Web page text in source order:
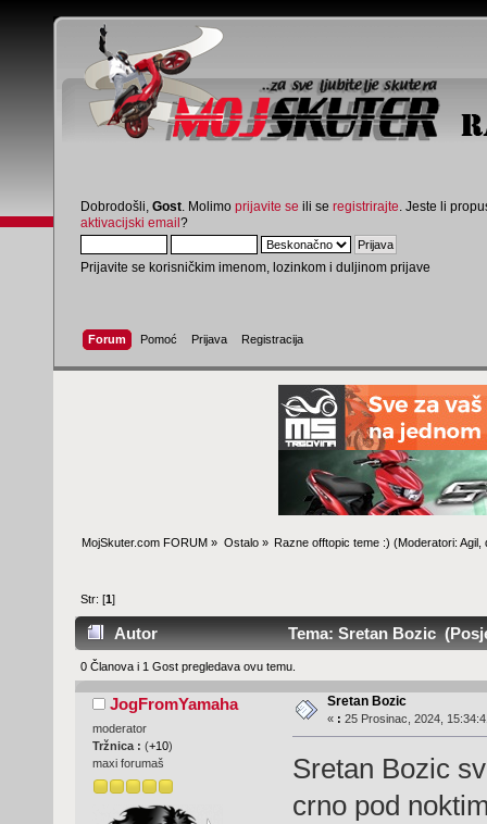
Dobrodošli, Gost . Molimo prijavite se ili se registrirajte . Jeste li
aktivacijski email?
Prijavite se korisničkim imenom, lozinkom i duljinom prijave
Forum Pomoć Prijava Registracija
MojSkuter.com FORUM » Ostalo» Razne offtopic teme :) (Moderatori: Agil
Str: [1]
Autor Tema: Sretan Bozic
0 Članova i 1 Gost pregledava ovu temu.
JogFromYamaha
moderator
Tržnica : (+10)
maxi forumaš
Sretan Bozic
« : 25 Prosinac, 2024,
Sretan Bozic
crno pod